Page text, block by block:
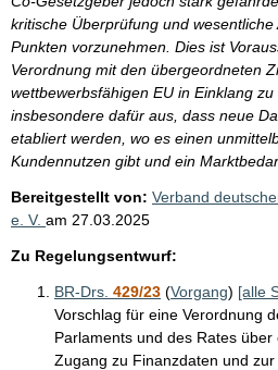
kritische Überprüfung und
Punkten vorzunehmen. Dies ist
Verordnung mit den übergeordneten
wettbewerbsfähigen EU in Einklang
insbesondere dafür aus, dass neue
etabliert werden, wo es einen
Kundennutzen gibt und ein
Bereitgestellt von: Verband
e. V. am 27.03.2025
Zu Regelungsentwurf:
BR-Drs. 429/23 (Vorgang) [alle
Vorschlag für eine Verordnung
Parlaments und des Rates
Zugang zu Finanzdaten und